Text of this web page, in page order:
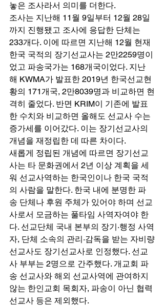
놓은 조사라서 의미를 더한다.
조사는 지난해 11월 9일부터 12월 28일
까지 진행됐고 조사에 응답한 단체는
233개다. 이에 따르면 지난해 12월 현재
한국 국적의 장기선교사는 2만2259명이
었고 파송국가는 168개국이었다. 지난
해 KWMA가 발표한 2019년 한국선교현
황의 171개국, 2만8039명과 비교하면 현
격히 줄었다. 반면 KRIM이 기존에 발표
한 수치와 비교하면 올해도 선교사 수는
증가세를 이어갔다. 이는 장기선교사의
개념을 재정립한 데 따른 차이다.
새롭게 정립된 개념에 따르면 장기선교
사는 타 문화권에서 2년 이상 계획을 세
워 선교사역하는 한국인이나 한국 국적
의 사람을 말한다. 한국 내에 분명한 파
송 단체나 후원 주체가 있어야 하며 선교
사로서 모금하는 풀타임 사역자여야 한
다. 선교단체 국내 본부의 장기·행정 사역
자, 단체 소속의 관리·감독을 받는 자비량
선교사도 장기선교사로 인정했다. 선교
사 부부는 2명으로 간주했다. 개교회 파
송 선교사와 해외 선교사역에 관여하지
않는 한인교회 목회자, 파송이 아닌 협력
선교사 등은 제외했다.